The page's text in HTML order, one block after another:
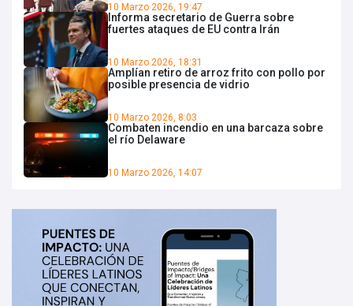
10 Marzo 2026, 19:47
Informa secretario de Guerra sobre
fuertes ataques de EU contra Irán
10 Marzo 2026, 18:31
Amplían retiro de arroz frito con pollo por
posible presencia de vidrio
10 Marzo 2026, 8:03
Combaten incendio en una barcaza sobre
el río Delaware
10 Marzo 2026, 14:07